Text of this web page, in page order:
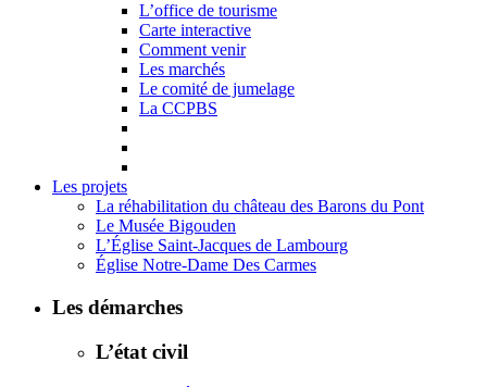
L’office de tourisme
Carte interactive
Comment venir
Les marchés
Le comité de jumelage
La CCPBS
Les projets
La réhabilitation du château des Barons du Pont
Le Musée Bigouden
L’Église Saint-Jacques de Lambourg
Église Notre-Dame Des Carmes
Les démarches
L’état civil